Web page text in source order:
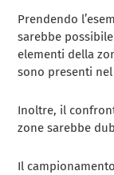
Prendendo
sarebbe
elementi della
sono presenti
Inoltre, il
zone sarebbe
Il